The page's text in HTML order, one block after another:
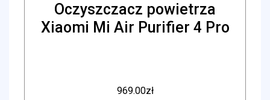
Oczyszczacz powietrza
Xiaomi Mi Air Purifier 4 Pro
969.00zł